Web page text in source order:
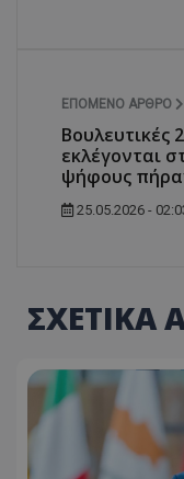
ΕΠΌΜΕΝΟ ΆΡΘΡΟ
Βουλευτικές
εκλέγονται
ψήφους
25.05.2026 -
ΣΧΕΤΙΚΑ